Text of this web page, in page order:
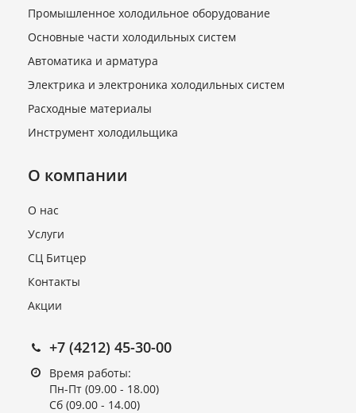
Промышленное холодильное оборудование
Основные части холодильных систем
Автоматика и арматура
Электрика и электроника холодильных систем
Расходные материалы
Инструмент холодильщика
О компании
О нас
Услуги
СЦ Битцер
Контакты
Акции
+7 (4212) 45-30-00
Время работы:
Пн-Пт (09.00 - 18.00)
Сб (09.00 - 14.00)